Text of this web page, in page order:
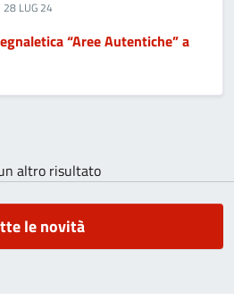
28 LUG 24
“Aree Autentiche” a
altro risultato
le novità